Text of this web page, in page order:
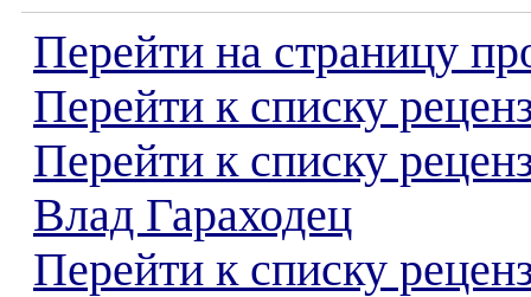
Перейти на страницу
Перейти к списку
Перейти к списку
Влад Гараходец
Перейти к списку